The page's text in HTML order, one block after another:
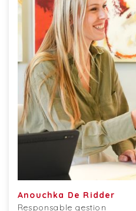
Anouchka De Ridder
Responsable gestion